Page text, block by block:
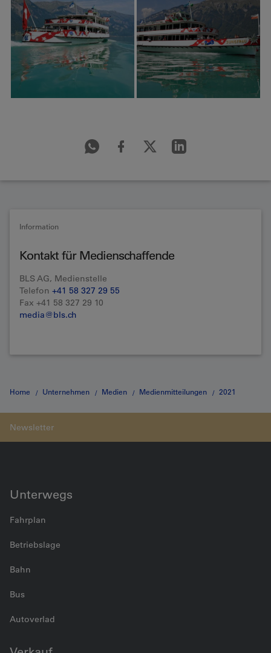
Information
Kontakt für Medienschaffende
BLS AG, Medienstelle
Telefon +41 58 327 29 55
Fax +41 58 327 29 10
media@bls.ch
Home Unternehmen Medien Medienmitteilungen 2021
Unterwegs
Fahrplan
Betriebslage
Bahn
Bus
Autoverlad